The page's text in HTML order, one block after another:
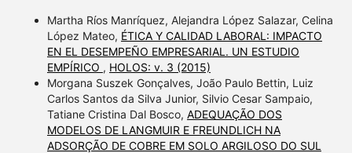
Martha Ríos Manríquez, Alejandra López Salazar, Celina
López Mateo, ÉTICA Y CALIDAD LABORAL: IMPACTO
EN EL DESEMPEÑO EMPRESARIAL. UN ESTUDIO
EMPÍRICO , HOLOS: v. 3 (2015)
Morgana Suszek Gonçalves, João Paulo Bettin, Luiz
Carlos Santos da Silva Junior, Silvio Cesar Sampaio,
Tatiane Cristina Dal Bosco, ADEQUAÇÃO DOS
MODELOS DE LANGMUIR E FREUNDLICH NA
ADSORÇÃO DE COBRE EM SOLO ARGILOSO DO SUL